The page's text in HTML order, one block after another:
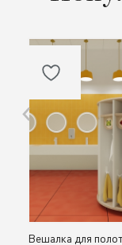
Вешалка для